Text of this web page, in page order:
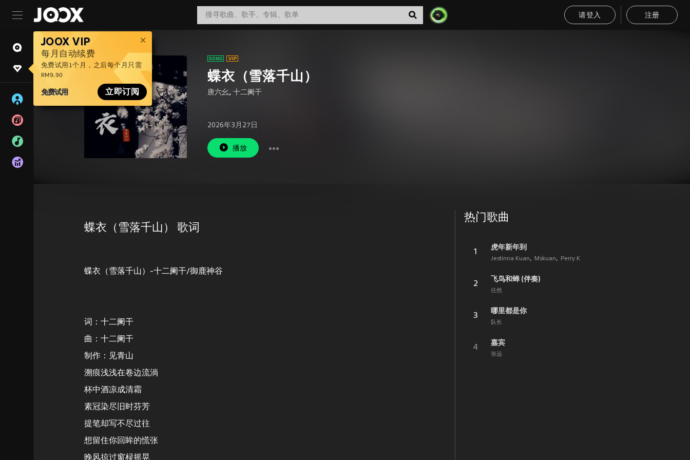
请登入 注册
JOOX VIP
每月自动续费
免费试用1个月，之后每个月只需
RM9.90
免费试用 立即订阅
蝶衣（雪落千山）
唐六幺, 十二阑干
2026年3月27日
播放
蝶衣（雪落千山） 歌词
蝶衣（雪落千山）-十二阑干/御鹿神谷
词：十二阑干
曲：十二阑干
制作：见青山
溯痕浅浅在卷边流淌
杯中酒凉成清霜
素冠染尽旧时芬芳
提笔却写不尽过往
想留住你回眸的慌张
晚风掠过窗棂摇晃
热门歌曲
1
虎年新年到
Jestinna Kuan Mskuan Perry K
2
飞鸟和蝉 (伴奏)
任然
3
哪里都是你
队长
4
嘉宾
张远